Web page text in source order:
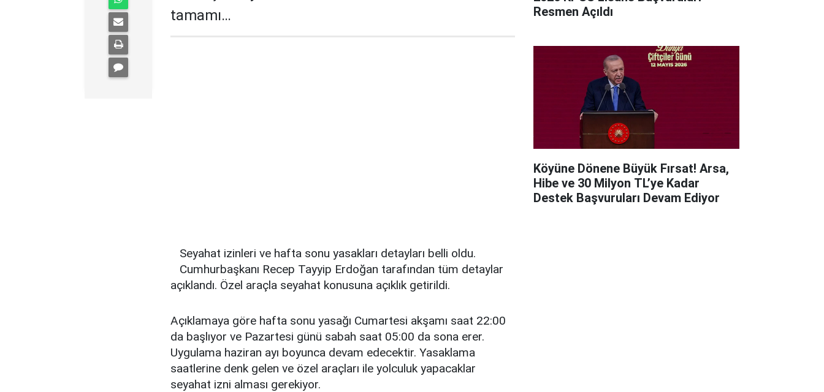
tamamı…
Seyahat izinleri ve hafta sonu yasakları detayları belli oldu.
Cumhurbaşkanı Recep Tayyip Erdoğan tarafından tüm detaylar
açıklandı. Özel araçla seyahat konusuna açıklık getirildi.
Açıklamaya göre hafta sonu yasağı Cumartesi akşamı saat 22:00
da başlıyor ve Pazartesi günü sabah saat 05:00 da sona erer.
Uygulama haziran ayı boyunca devam edecektir. Yasaklama
saatlerine denk gelen ve özel araçları ile yolculuk yapacaklar
seyahat izni alması gerekiyor.
Resmen Açıldı
Köyüne Dönene Büyük Fırsat! Arsa,
Hibe ve 30 Milyon TL’ye Kadar
Destek Başvuruları Devam Ediyor